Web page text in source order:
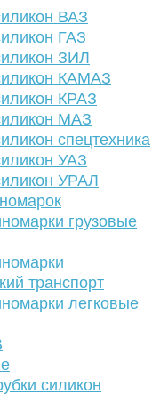
ВАЗ
ГАЗ
ЗИЛ
КАМАЗ
КРАЗ
МАЗ
спецтехника
УАЗ
УРАЛ
грузовые
транспорт
легковые
силикон